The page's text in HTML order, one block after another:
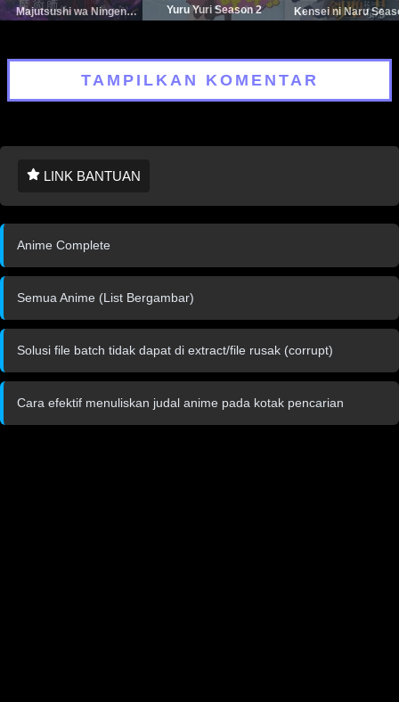
Majutsushi wa Ningen
Yuru Yuri Season 2
Kensei ni Naru
TAMPILKAN KOMENTAR
LINK BANTUAN
Anime Complete
Semua Anime (List Bergambar)
Solusi file batch tidak dapat di extract/file rusak (corrupt)
Cara efektif menuliskan judal anime pada kotak pencarian